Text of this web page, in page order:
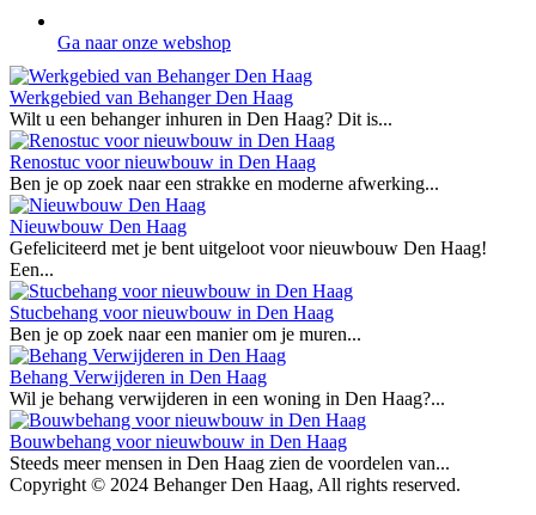
Ga naar onze webshop
Werkgebied van Behanger Den Haag
Wilt u een behanger inhuren in Den Haag? Dit is...
Renostuc voor nieuwbouw in Den Haag
Ben je op zoek naar een strakke en moderne afwerking...
Nieuwbouw Den Haag
Gefeliciteerd met je bent uitgeloot voor nieuwbouw Den Haag!
Een...
Stucbehang voor nieuwbouw in Den Haag
Ben je op zoek naar een manier om je muren...
Behang Verwijderen in Den Haag
Wil je behang verwijderen in een woning in Den Haag?...
Bouwbehang voor nieuwbouw in Den Haag
Steeds meer mensen in Den Haag zien de voordelen van...
Copyright © 2024 Behanger Den Haag, All rights reserved.